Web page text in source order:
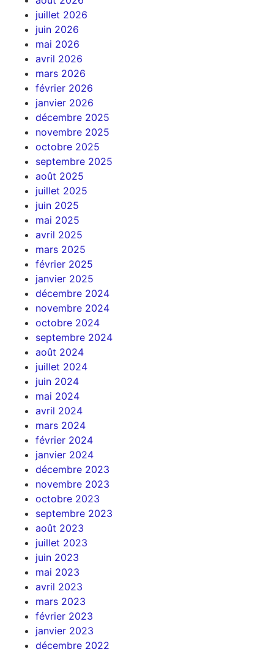
juillet 2026
juin 2026
mai 2026
avril 2026
mars 2026
février 2026
janvier 2026
décembre 2025
novembre 2025
octobre 2025
septembre 2025
août 2025
juillet 2025
juin 2025
mai 2025
avril 2025
mars 2025
février 2025
janvier 2025
décembre 2024
novembre 2024
octobre 2024
septembre 2024
août 2024
juillet 2024
juin 2024
mai 2024
avril 2024
mars 2024
février 2024
janvier 2024
décembre 2023
novembre 2023
octobre 2023
septembre 2023
août 2023
juillet 2023
juin 2023
mai 2023
avril 2023
mars 2023
février 2023
janvier 2023
décembre 2022